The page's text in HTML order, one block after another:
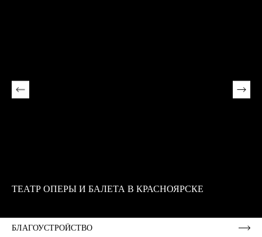
ТЕАТР ОПЕРЫ И БАЛЕТА В КРАСНОЯРСКЕ
БЛАГОУСТРОЙСТВО